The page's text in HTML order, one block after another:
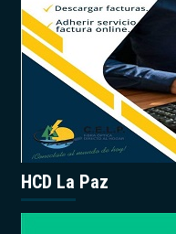
HCD La Paz